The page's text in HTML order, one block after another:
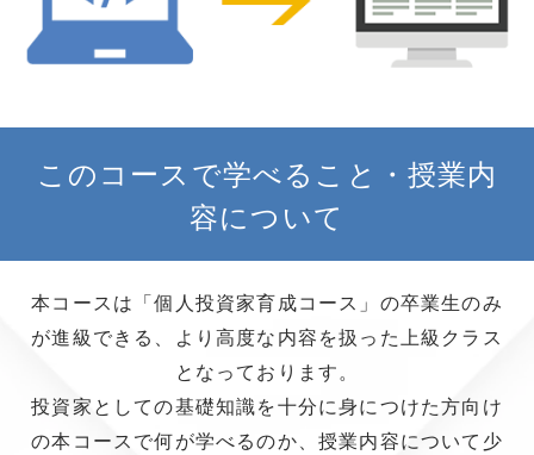
このコースで学べること・授業内
容について
本コースは「個人投資家育成コース」の卒業生のみ
が進級できる、より高度な内容を扱った上級クラス
となっております。
投資家としての基礎知識を十分に身につけた方向け
の本コースで何が学べるのか、授業内容について少